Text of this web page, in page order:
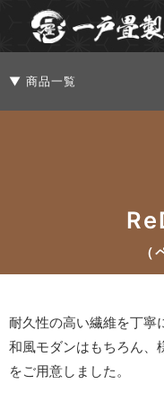
▼ 商品一覧
（
耐久性の高い繊維を丁寧
和風モダンはもちろん、
をご用意しました。